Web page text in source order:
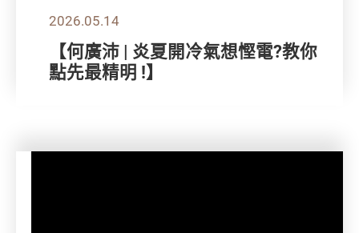
2026.05.14
【何廣沛 | 炎夏開冷氣想慳電?教你
點先最精明 !】